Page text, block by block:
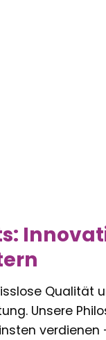
Qualität
Unsere
verdienen